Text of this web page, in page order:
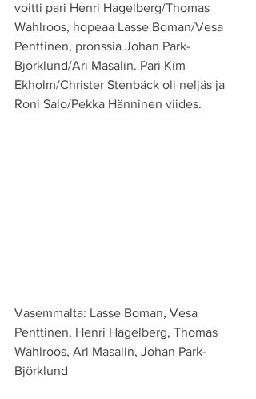
voitti pari Henri Hagelberg/Thomas
Wahlroos, hopeaa Lasse Boman/Vesa
Penttinen, pronssia Johan Park-
Björklund/Ari Masalin. Pari Kim
Ekholm/Christer Stenbäck oli neljäs ja
Roni Salo/Pekka Hänninen viides.
Vasemmalta: Lasse Boman, Vesa
Penttinen, Henri Hagelberg, Thomas
Wahlroos, Ari Masalin, Johan Park-
Björklund